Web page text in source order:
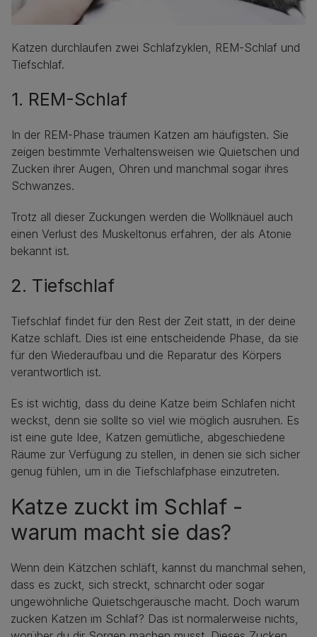
Katzen durchlaufen zwei Schlafzyklen, REM-Schlaf und
Tiefschlaf.
1. REM-Schlaf
In der REM-Phase träumen Katzen am häufigsten. Sie
zeigen bestimmte Verhaltensweisen wie Quietschen und
Zucken ihrer Augen, Ohren und manchmal sogar ihres
Schwanzes.
Trotz all dieser Zuckungen werden die Wollknäuel auch
einen Verlust des Muskeltonus erfahren, der als Atonie
bekannt ist.
2. Tiefschlaf
Tiefschlaf findet für den Rest der Zeit statt, in der deine
Katze schläft. Dies ist eine entscheidende Phase, da sie
für den Wiederaufbau und die Reparatur des Körpers
verantwortlich ist.
Es ist wichtig, dass du deine Katze beim Schlafen nicht
weckst, denn sie sollte so viel wie möglich ausruhen. Es
ist eine gute Idee, Katzen gemütliche, abgeschiedene
Räume zur Verfügung zu stellen, in denen sie sich sicher
genug fühlen, um in die Tiefschlafphase einzutreten.
Katze zuckt im Schlaf -
warum macht sie das?
Wenn dein Kätzchen schläft, kannst du manchmal sehen,
dass es zuckt, sich streckt, schnarcht oder sogar
ungewöhnliche Quietschgeräusche macht. Doch warum
zucken Katzen im Schlaf? Das ist normalerweise nichts,